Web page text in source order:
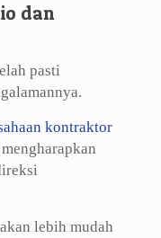
dan
pasti
kontraktor
lebih mudah